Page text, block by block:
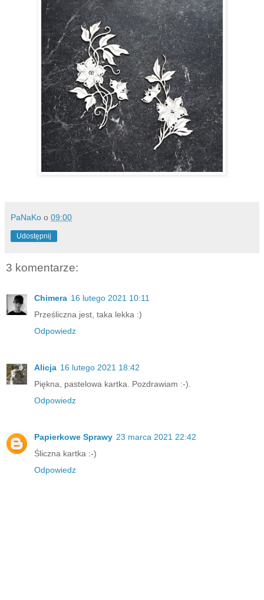
PaNaKo o 09:00
Udostępnij
3 komentarze:
Chimera 16 lutego 2021 10:11
Prześliczna jest, taka lekka :)
Odpowiedz
Alicja 16 lutego 2021 18:42
Piękna, pastelowa kartka. Pozdrawiam :-).
Odpowiedz
Papierkowe Sprawy 23 marca 2021 22:42
Śliczna kartka :-)
Odpowiedz